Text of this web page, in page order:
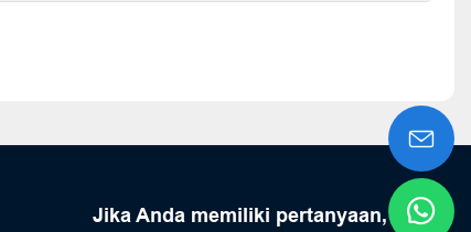
Jika Anda memiliki pertanyaan,